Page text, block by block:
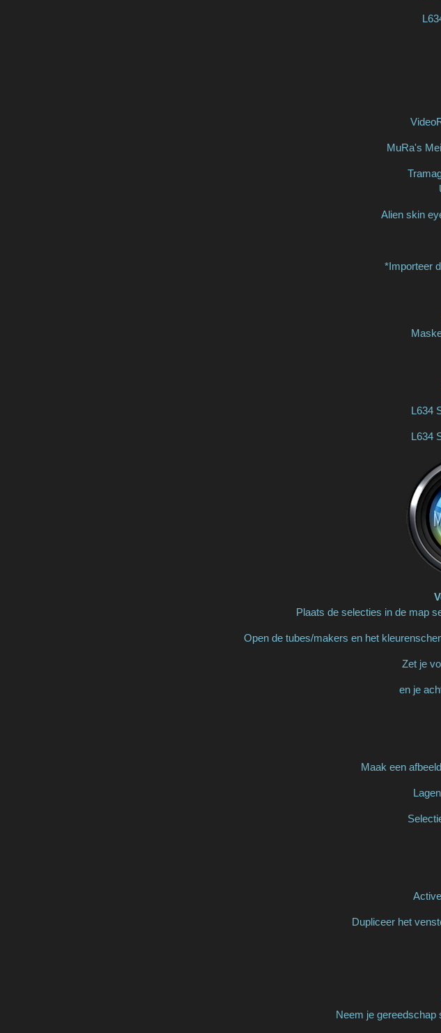
MuRa's
Alien skin
*Importeer
L634
L634
Plaats de selecties in de map
Open de tubes/makers en het
Zet je
en je
Maak een
Dupliceer het
Neem je gereedschap